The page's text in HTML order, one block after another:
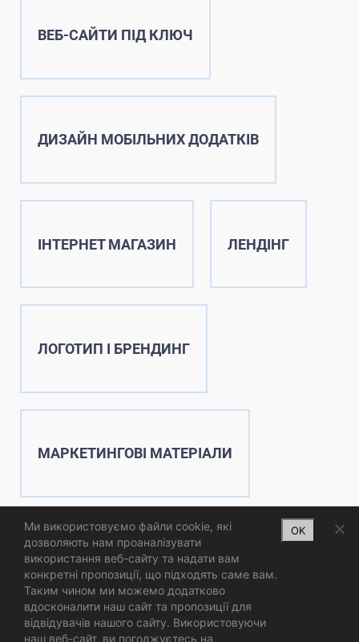
ВЕБ-САЙТИ ПІД КЛЮЧ
ДИЗАЙН МОБІЛЬНИХ ДОДАТКІВ
ІНТЕРНЕТ МАГАЗИН ЛЕНДІНГ
ЛОГОТИП І БРЕНДИНГ
МАРКЕТИНГОВІ МАТЕРІАЛИ
Ми використовуємо файли cookie, які
дозволяють нам проаналізувати
використання веб-сайту та надати вам
конкретні пропозиції, що підходять саме вам.
Таким чином ми можемо додатково
вдосконалити наш сайт та пропозиції для
відвідувачів нашого сайту. Використовуючи
наш веб-сайт, ви погоджуєтесь на
OK